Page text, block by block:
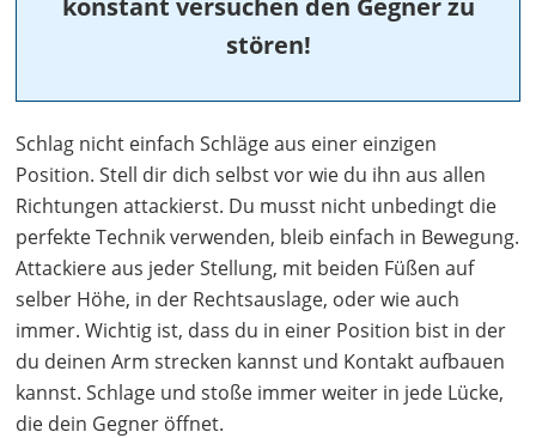
konstant versuchen den Gegner zu
stören!
Schlag nicht einfach Schläge aus einer einzigen
Position. Stell dir dich selbst vor wie du ihn aus allen
Richtungen attackierst. Du musst nicht unbedingt die
perfekte Technik verwenden, bleib einfach in Bewegung.
Attackiere aus jeder Stellung, mit beiden Füßen auf
selber Höhe, in der Rechtsauslage, oder wie auch
immer. Wichtig ist, dass du in einer Position bist in der
du deinen Arm strecken kannst und Kontakt aufbauen
kannst. Schlage und stoße immer weiter in jede Lücke,
die dein Gegner öffnet.